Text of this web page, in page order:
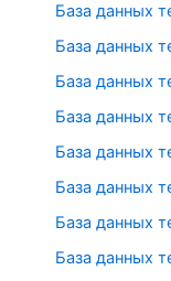
База данных
База данных
База данных
База данных
База данных
База данных
База данных
База данных